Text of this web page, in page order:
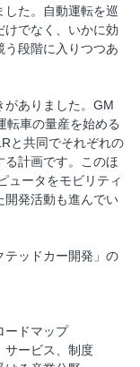
した。自動運転を巡
けでなく、いかに効
段階に入りつつあ
がありました。GM
転車の量産を始める
と共同でそれぞれの
る計画です。このほ
ュータをモビリティ
開発活動も進んでい
テッドカー開発」の
ードマップ
サービス、制度